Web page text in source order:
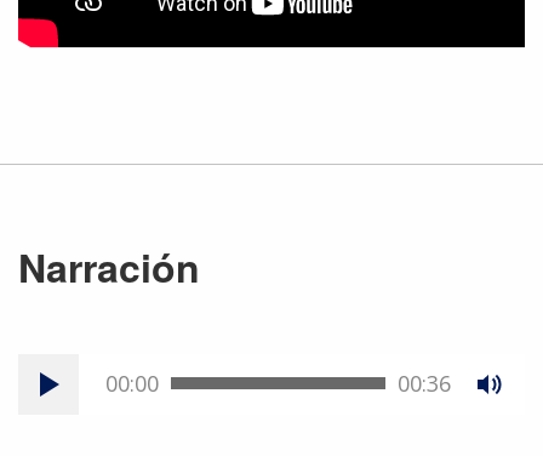
Narración
00:00 00:36